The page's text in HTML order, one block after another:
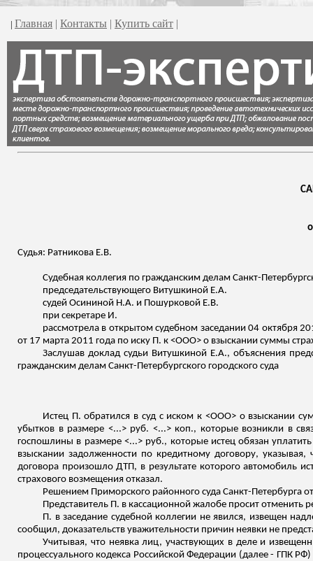
| Главная | Контакты | Купить сайт |
Судья: Ратникова Е.В.
Судебная коллегия по гражданским делам Санкт-
председательствующего Витушкиной Е.А.
судей Осининой Н.А. и Пошурковой Е.В.
при секретаре И.
рассмотрела в открытом судебном заседании 04 октября
от 17 марта 2011 года по иску П. к <ООО> о взыскании суммы
Заслушав доклад судьи Витушкиной Е.А., объяснения
гражданским делам Санкт-Петербургского городского суда
Истец П. обратился в суд с иском к <ООО> о взыскании
убытков в размере <...> руб. <...> коп., которые возникли в
госпошлины в размере <...> руб., которые истец обязан
взыскании задолженности по кредитному договору,
договора произошло ДТП, в результате которого автомобиль
страхового возмещения отказал.
Решением Приморского районного суда Санкт-Петербурга
Представитель П. в кассационной жалобе просит отменить
П. в заседание судебной коллегии не явился, извещен
сообщил, доказательств уважительности причин неявки не
Учитывая, что неявка лиц, участвующих в деле и
процессуального кодекса Российской Федерации (далее - ГПК